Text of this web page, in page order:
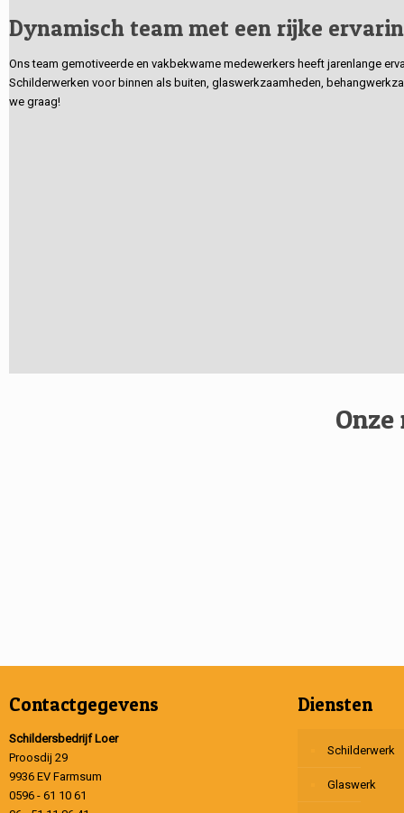
Dynamisch team met een rijke
Ons team gemotiveerde en vakbekwame medewerkers heeft jarenlange
Schilderwerken voor binnen als buiten, glaswerkzaamheden,
we graag!
Contactgegevens
Schildersbedrijf Loer
Proosdij 29
9936 EV Farmsum
0596 - 61 10 61
Diensten
Schilderwerk
Glaswerk